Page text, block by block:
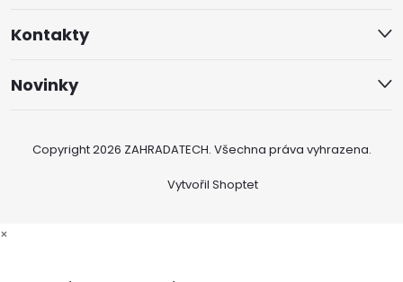
Kontakty
Novinky
Vytvořil Shoptet
Copyright 2026 ZAHRADATECH. Všechna práva vyhrazena.
×